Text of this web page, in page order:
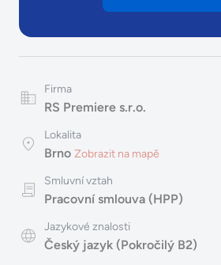
Firma
RS Premiere s.r.o.
Lokalita
Brno Zobrazit na mapě
Smluvní vztah
Pracovní smlouva (HPP)
Jazykové znalosti
Český jazyk (Pokročilý B2)